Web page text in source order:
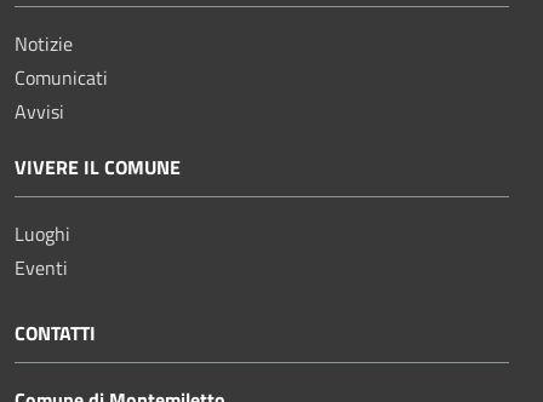
Notizie
Comunicati
Avvisi
VIVERE IL COMUNE
Luoghi
Eventi
CONTATTI